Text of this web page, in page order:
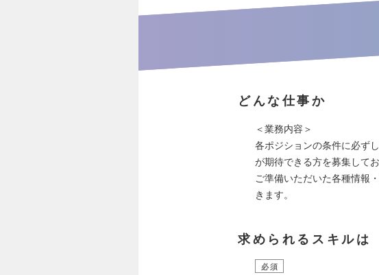
どんな仕事か
＜業務内容＞
各ポジションの条件に必ず
が期待できる方を募集してお
ご準備いただいた各種情報
きます。
求められるスキルは
必須